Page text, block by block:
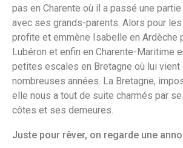
pas en Charente où il a passé une
avec ses grands-parents. Alors pour
profite et emmène Isabelle en Ardèche
Lubéron et enfin en Charente-Maritime
petites escales en Bretagne où lui vient
nombreuses années. La Bretagne,
elle nous a tout de suite charmés par
côtes et ses demeures.
Juste pour rêver, on regarde une